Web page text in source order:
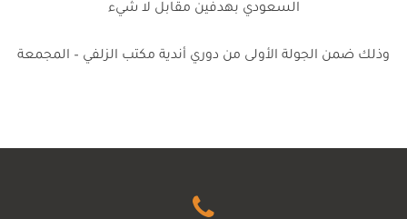
السعودي بهدفين مقابل لا شيء
وذلك ضمن الجولة الأولى من دوري أندية مكتب الزلفي – المجمعة